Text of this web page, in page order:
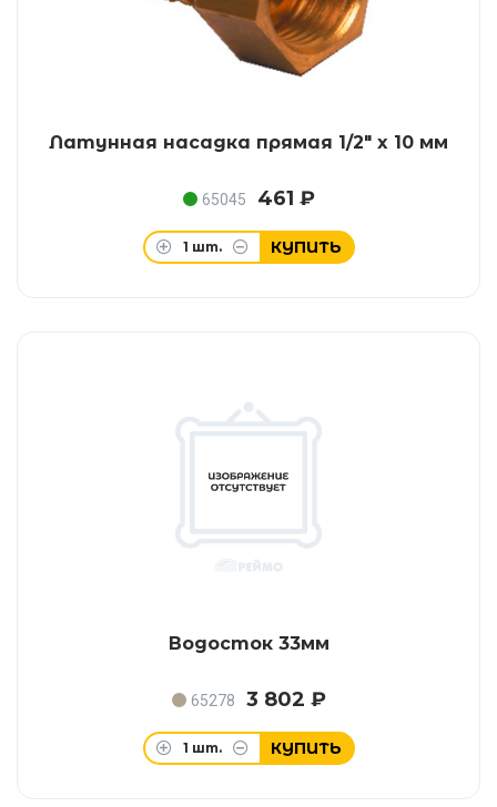
Латунная насадка прямая 1/2" x 10 мм
65045 461 ₽
1 шт. КУПИТЬ
Водосток 33мм
65278 3 802 ₽
1 шт. КУПИТЬ